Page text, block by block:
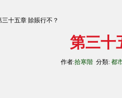
三十五章 賒賬行不？
第三十
作者:拾寒階 分類: 都